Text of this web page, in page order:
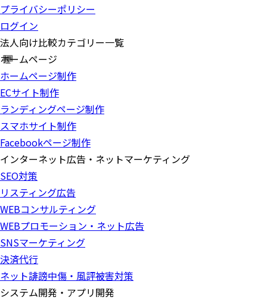
プライバシーポリシー
ログイン
法人向け比較カテゴリー一覧
ホームページ
ホームページ制作
ECサイト制作
ランディングページ制作
スマホサイト制作
Facebookページ制作
インターネット広告・ネットマーケティング
SEO対策
リスティング広告
WEBコンサルティング
WEBプロモーション・ネット広告
SNSマーケティング
決済代行
ネット誹謗中傷・風評被害対策
システム開発・アプリ開発